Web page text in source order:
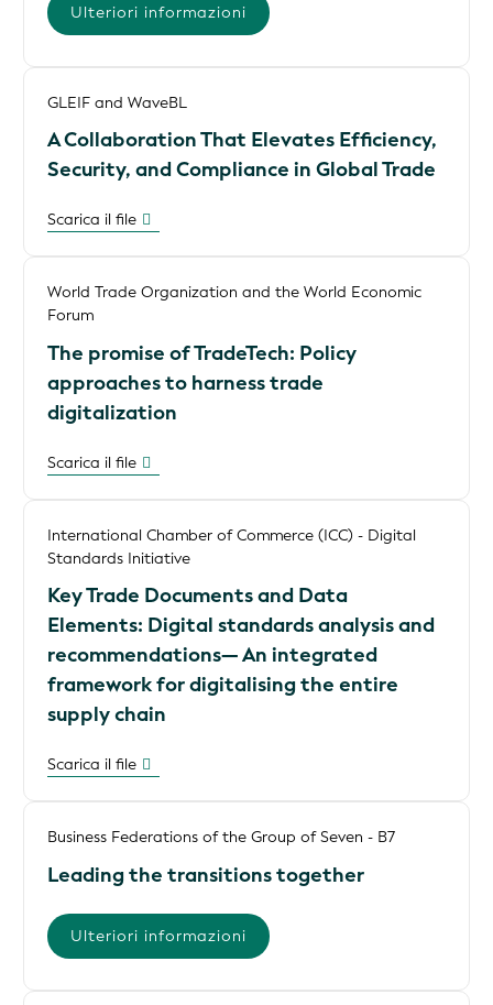
Ulteriori informazioni
GLEIF and WaveBL
A Collaboration That Elevates Efficiency,
Security, and Compliance in Global Trade
Scarica il file
World Trade Organization and the World Economic
Forum
The promise of TradeTech: Policy
approaches to harness trade
digitalization
Scarica il file
International Chamber of Commerce (ICC) - Digital
Standards Initiative
Key Trade Documents and Data
Elements: Digital standards analysis and
recommendations— An integrated
framework for digitalising the entire
supply chain
Scarica il file
Business Federations of the Group of Seven - B7
Leading the transitions together
Ulteriori informazioni